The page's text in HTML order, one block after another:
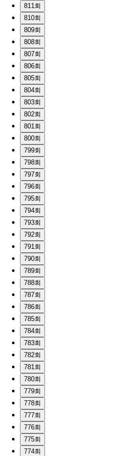
811회
810회
809회
808회
807회
806회
805회
804회
803회
802회
801회
800회
799회
798회
797회
796회
795회
794회
793회
792회
791회
790회
789회
788회
787회
786회
785회
784회
783회
782회
781회
780회
779회
778회
777회
776회
775회
774회